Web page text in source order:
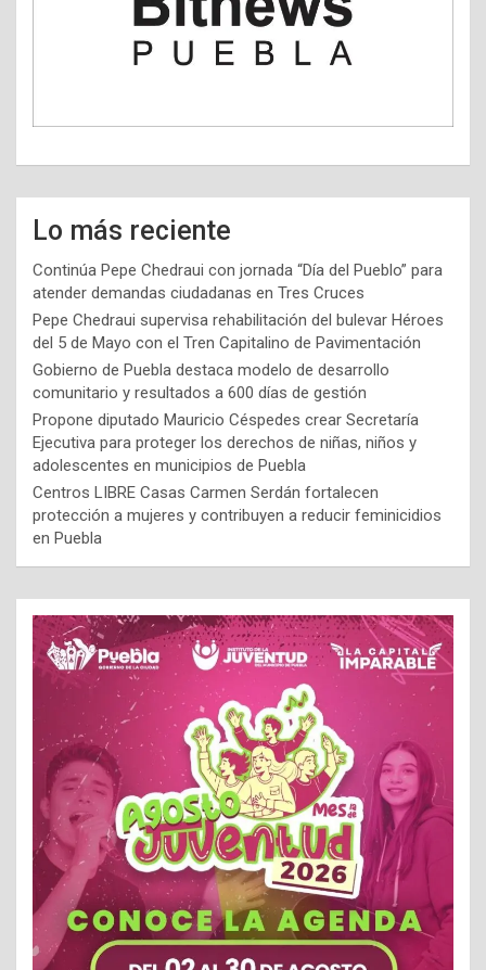
Lo más reciente
Continúa Pepe Chedraui con jornada “Día del Pueblo” para
atender demandas ciudadanas en Tres Cruces
Pepe Chedraui supervisa rehabilitación del bulevar Héroes
del 5 de Mayo con el Tren Capitalino de Pavimentación
Gobierno de Puebla destaca modelo de desarrollo
comunitario y resultados a 600 días de gestión
Propone diputado Mauricio Céspedes crear Secretaría
Ejecutiva para proteger los derechos de niñas, niños y
adolescentes en municipios de Puebla
Centros LIBRE Casas Carmen Serdán fortalecen
protección a mujeres y contribuyen a reducir feminicidios
en Puebla